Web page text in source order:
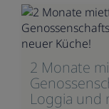
2 Monate
Loggia und